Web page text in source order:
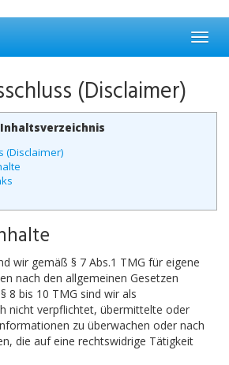
(Disclaimer)
Inhaltsverzeichnis
(Disclaimer)
wir gemäß § 7 Abs.1 TMG für eigene
nach den allgemeinen Gesetzen
8 bis 10 TMG sind wir als
nicht verpflichtet, übermittelte oder
zu überwachen oder nach
die auf eine rechtswidrige Tätigkeit